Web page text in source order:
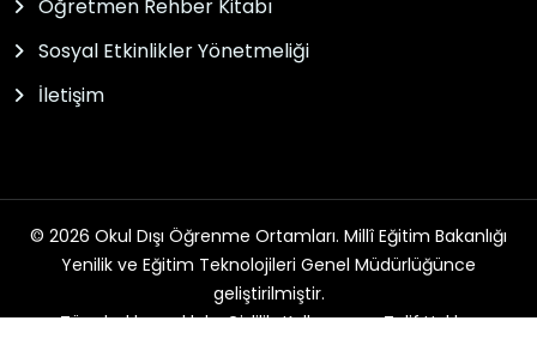
Öğretmen Rehber Kitabı
Sosyal Etkinlikler Yönetmeliği
İletişim
© 2026 Okul Dışı Öğrenme Ortamları. Millî Eğitim Bakanlığı
Yenilik ve Eğitim Teknolojileri Genel Müdürlüğünce
geliştirilmiştir.
Tüm hakları saklıdır. Gizlilik, Kullanım ve Telif Hakları